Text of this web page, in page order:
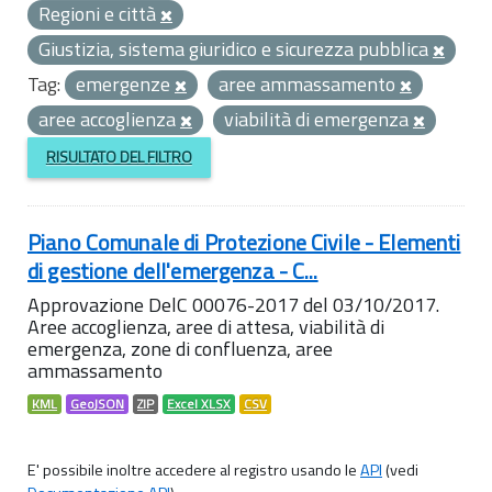
Regioni e città
Giustizia, sistema giuridico e sicurezza pubblica
Tag: emergenze
aree ammassamento
aree accoglienza
viabilità di emergenza
RISULTATO DEL FILTRO
Piano Comunale di Protezione Civile - Elementi
di gestione dell'emergenza - C...
Approvazione DelC 00076-2017 del 03/10/2017.
Aree accoglienza, aree di attesa, viabilità di
emergenza, zone di confluenza, aree
ammassamento
KML GeoJSON ZIP Excel XLSX CSV
E' possibile inoltre accedere al registro usando leAPI(vedi